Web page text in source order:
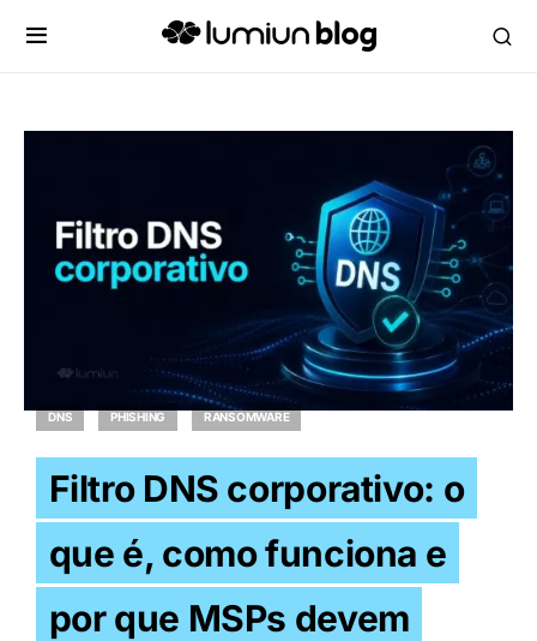
DNS PHISHING RANSOMWARE
Filtro DNS corporativo: o
que é, como funciona e
por que MSPs devem